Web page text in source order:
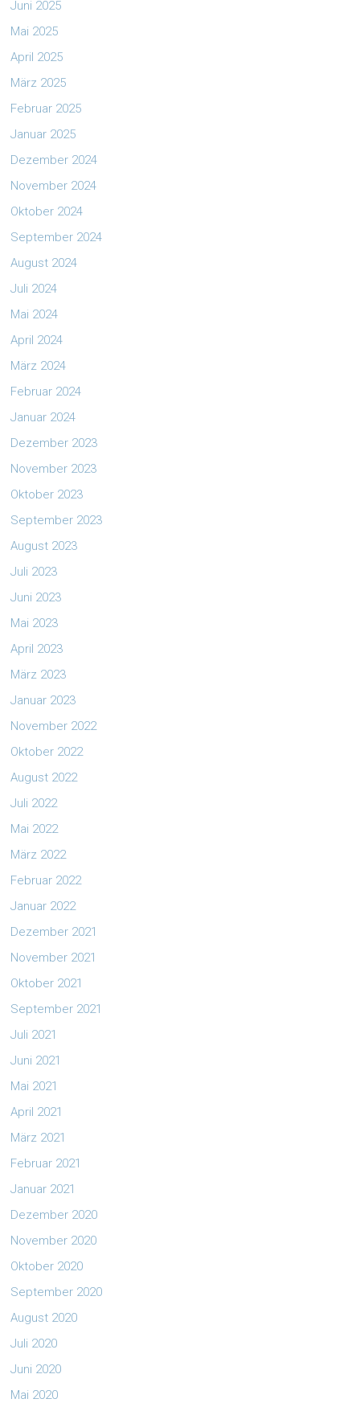
Juni 2025
Mai 2025
April 2025
März 2025
Februar 2025
Januar 2025
Dezember 2024
November 2024
Oktober 2024
September 2024
August 2024
Juli 2024
Mai 2024
April 2024
März 2024
Februar 2024
Januar 2024
Dezember 2023
November 2023
Oktober 2023
September 2023
August 2023
Juli 2023
Juni 2023
Mai 2023
April 2023
März 2023
Januar 2023
November 2022
Oktober 2022
August 2022
Juli 2022
Mai 2022
März 2022
Februar 2022
Januar 2022
Dezember 2021
November 2021
Oktober 2021
September 2021
Juli 2021
Juni 2021
Mai 2021
April 2021
März 2021
Februar 2021
Januar 2021
Dezember 2020
November 2020
Oktober 2020
September 2020
August 2020
Juli 2020
Juni 2020
Mai 2020